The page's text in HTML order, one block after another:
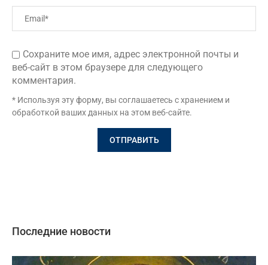
Сохраните мое имя, адрес электронной почты и
веб-сайт в этом браузере для следующего
комментария.
* Используя эту форму, вы соглашаетесь с хранением и
обработкой ваших данных на этом веб-сайте.
Последние новости